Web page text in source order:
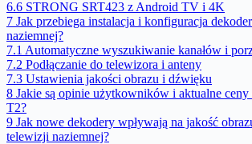
6.6 STRONG SRT423 z Android TV i 4K
7 Jak przebiega instalacja i konfiguracja
naziemnej?
7.1 Automatyczne wyszukiwanie kanałów i
7.2 Podłączanie do telewizora i anteny
7.3 Ustawienia jakości obrazu i dźwięku
8 Jakie są opinie użytkowników i aktualne
T2?
9 Jak nowe dekodery wpływają na jakość
telewizji naziemnej?